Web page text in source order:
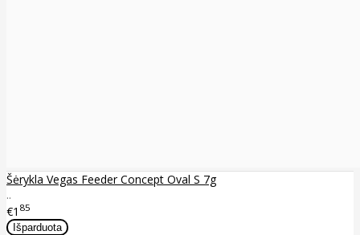
Šėrykla Vegas Feeder Concept Oval S 7g
..
€1 85